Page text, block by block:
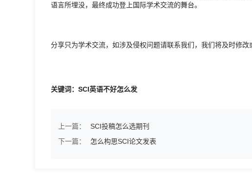
语言所埋没，最终成功登上国际学术交流的舞台。
分享只为学术交流，如涉及侵权问题请联系我们，我们将及时修改
关键词：SCI英语不好怎么发
上一篇：
SCI投稿怎么选期刊
下一篇：
怎么构思SCI论文发表